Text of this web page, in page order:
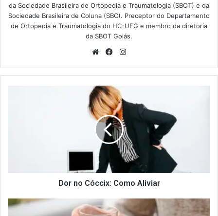
da Sociedade Brasileira de Ortopedia e Traumatologia (SBOT) e da
Sociedade Brasileira de Coluna (SBC). Preceptor do Departamento
de Ortopedia e Traumatologia do HC-UFG e membro da diretoria
da SBOT Goiás.
WebsiteFacebook
Dor no Cóccix: Como Aliviar
Anti-
inflamatórios